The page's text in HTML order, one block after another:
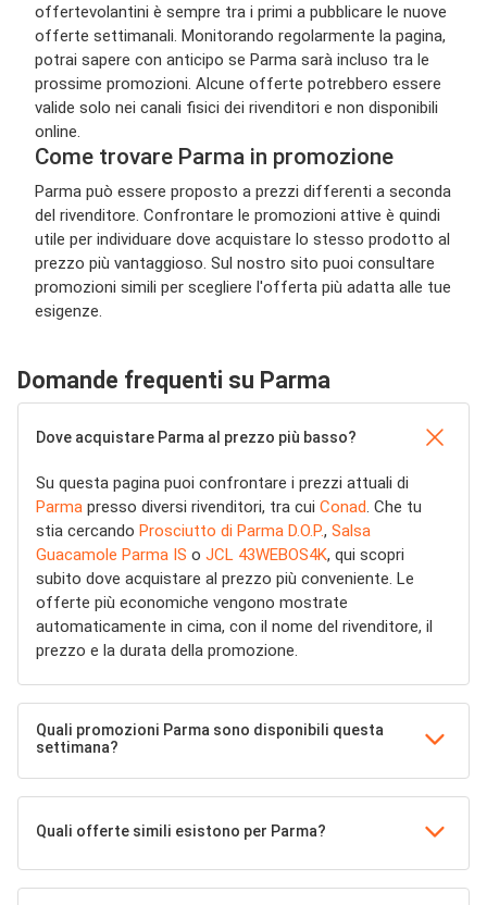
offertevolantini è sempre tra i primi a pubblicare le nuove
offerte settimanali. Monitorando regolarmente la pagina,
potrai sapere con anticipo se Parma sarà incluso tra le
prossime promozioni. Alcune offerte potrebbero essere
valide solo nei canali fisici dei rivenditori e non disponibili
online.
Come trovare Parma in promozione
Parma può essere proposto a prezzi differenti a seconda
del rivenditore. Confrontare le promozioni attive è quindi
utile per individuare dove acquistare lo stesso prodotto al
prezzo più vantaggioso. Sul nostro sito puoi consultare
promozioni simili per scegliere l'offerta più adatta alle tue
esigenze.
Domande frequenti su Parma
Dove acquistare Parma al prezzo più basso?
Su questa pagina puoi confrontare i prezzi attuali di
Parma presso diversi rivenditori, tra cui Conad. Che tu
stia cercando Prosciutto di Parma D.O.P., Salsa
Guacamole Parma IS o JCL 43WEBOS4K, qui scopri
subito dove acquistare al prezzo più conveniente. Le
offerte più economiche vengono mostrate
automaticamente in cima, con il nome del rivenditore, il
prezzo e la durata della promozione.
Quali promozioni Parma sono disponibili questa
settimana?
Quali offerte simili esistono per Parma?